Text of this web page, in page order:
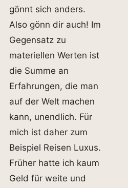
gönnt sich anders.
Also gönn dir auch! Im
Gegensatz zu
materiellen Werten ist
die Summe an
Erfahrungen, die man
auf der Welt machen
kann, unendlich. Für
mich ist daher zum
Beispiel Reisen Luxus.
Früher hatte ich kaum
Geld für weite und